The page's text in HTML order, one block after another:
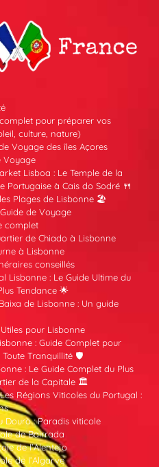
pour préparer vos
culture, nature)
Voyage des îles Açores
Voyage
Lisboa : Le Temple de la
Portugaise à Cais do Sodré 🍴
Plages de Lisbonne 🏖️
de Voyage
complet
de Chiado à Lisbonne
à Lisbonne
conseillés
Lisbonne : Le Guide Ultime du
Tendance 🌟
de Lisbonne : Un guide
pour Lisbonne
: Guide Complet pour
Tranquillité 🛡️
: Le Guide Complet du Plus
de la Capitale 🏛️
Régions Viticoles du Portugal :
Douro : Paradis viticole
de Bairrada
de l’Alentejo
de l’Algarve